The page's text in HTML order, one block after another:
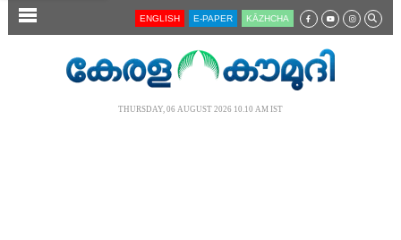
SECTIONS ENGLISH E-PAPER KĀZHCHA
THURSDAY, 06 AUGUST 2026 10.10 AM IST